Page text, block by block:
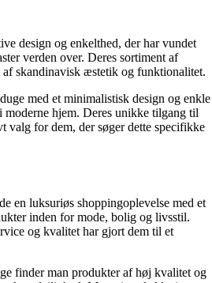
design og enkelthed, der har vundet
verden over. Deres sortiment af
skandinavisk æstetik og funktionalitet.
med et minimalistisk design og enkle
moderne hjem. Deres unikke tilgang til
valg for dem, der søger dette specifikke
en luksuriøs shoppingoplevelse med et
inden for mode, bolig og livsstil.
og kvalitet har gjort dem til et
finder man produkter af høj kvalitet og